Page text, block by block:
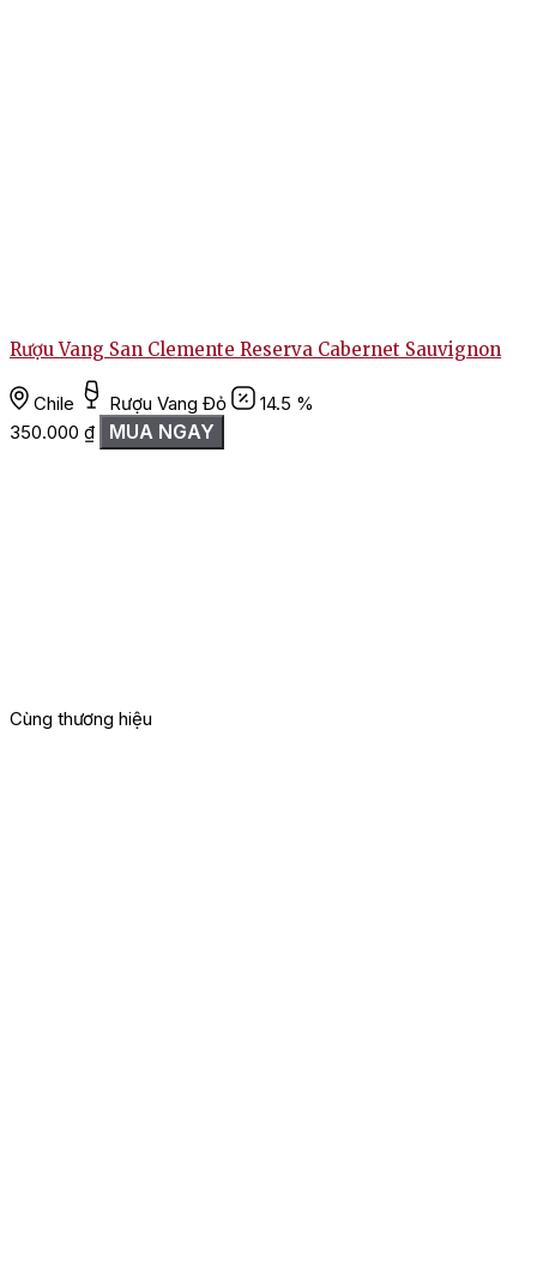
Rượu Vang San Clemente Reserva Cabernet Sauvignon
Chile Rượu Vang Đỏ
14.5 %
350.000 ₫ MUA NGAY
Cùng thương hiệu